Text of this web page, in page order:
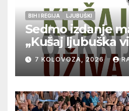
BIH I REGIJA LJUBUŠKI
Sedmo izdanje
„Kušaj ljubuška
vrhunska vina,
glazbu
7 KOLOVOZA, 2026